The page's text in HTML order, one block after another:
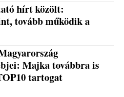
hírt közölt:
tovább működik a
Majka továbbra is
tartogat